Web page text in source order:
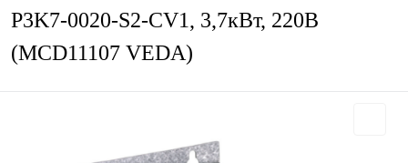
P3K7-0020-S2-CV1, 3,7кВт, 220В
(MCD11107 VEDA)